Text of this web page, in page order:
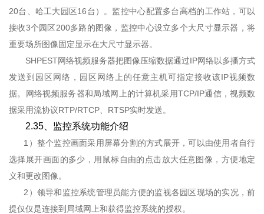
20台、哈工大园区16台）。监控中心配置多台高档的工作站，可以
接收3个园区200多路的图像，监控中心设立多个大尺寸显示器，将
重要场所图像固定显示在大尺寸显示器。
SHPEST网络视频服务器把图像压缩数据通过IP网络以多播方式
发送到园区网络，园区网络上的任意主机可指定接收该IP视频数
据。网络视频服务器和局域网上的计算机采用TCP/IP通信，视频数
据采用流协议RTP/RTCP、RTSP实时发送。
2.35、监控系统功能介绍
1）整个监控画面采用屏幕分割的方式展开，可以由使用者自行
选择展开画面的多少，用鼠标自由的点击放大任意图像，方便地定
义和更改图像。
2）领导和监控系统管理员能方便的监视各园区现场的实况，前
提仅仅是连接到局域网上和获得监控系统的授权。